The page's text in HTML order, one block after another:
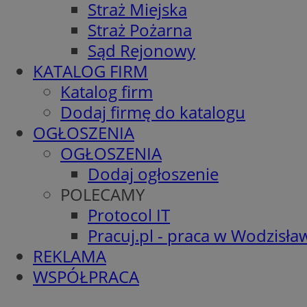
Straż Miejska
Straż Pożarna
Sąd Rejonowy
KATALOG FIRM
Katalog firm
Dodaj firmę do katalogu
OGŁOSZENIA
OGŁOSZENIA
Dodaj ogłoszenie
POLECAMY
Protocol IT
Pracuj.pl - praca w
REKLAMA
WSPÓŁPRACA